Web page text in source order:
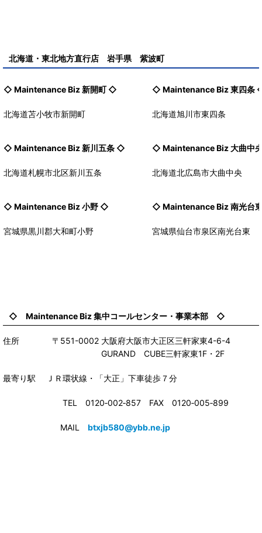
北海道・東北地方直行店 岩手県 紫波町
◇ Maintenance Biz新開町 ◇
北海道苫小牧市新開町
◇ Maintenance Biz東四条
北海道旭川市東四条
◇ Maintenance Biz新川五条 ◇
北海道札幌市北区新川五条
◇ Maintenance Biz大曲中
北海道北広島市大曲中央
◇ Maintenance Biz小野 ◇
宮城県黒川郡大和町小野
◇ Maintenance Biz南光台
宮城県仙台市泉区南光台東
◇ Maintenance Biz 集中コールセンター・事業本部 ◇
住所 〒551-0002 大阪府大阪市大正区三軒家東4-6-4
GURAND CUBE三軒家東1F・2F
最寄り駅 ＪＲ環状線・「大正」下車徒歩７分
TEL 0120‐002‐857 FAX 0120‐005‐899
MAIL btxjb580@ybb.ne.jp